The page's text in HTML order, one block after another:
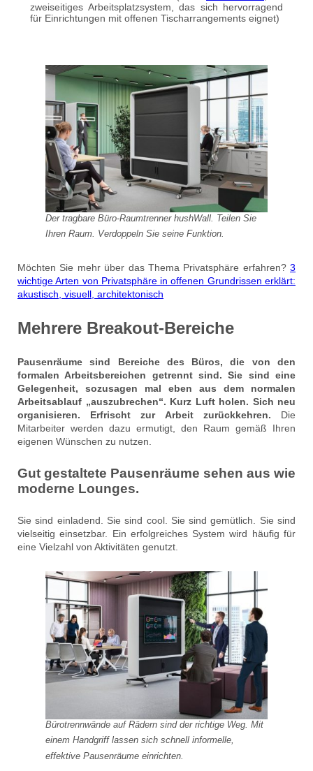
zweiseitiges Arbeitsplatzsystem, das sich hervorragend
für Einrichtungen mit offenen Tischarrangements eignet)
Der tragbare Büro-Raumtrenner hushWall. Teilen Sie
Ihren Raum. Verdoppeln Sie seine Funktion.
Möchten Sie mehr über das Thema Privatsphäre erfahren? 3
wichtige Arten von Privatsphäre in offenen Grundrissen erklärt:
akustisch, visuell, architektonisch
Mehrere Breakout-Bereiche
Pausenräume sind Bereiche des Büros, die von den
formalen Arbeitsbereichen getrennt sind. Sie sind eine
Gelegenheit, sozusagen mal eben aus dem normalen
Arbeitsablauf „auszubrechen“. Kurz Luft holen. Sich neu
organisieren. Erfrischt zur Arbeit zurückkehren. Die
Mitarbeiter werden dazu ermutigt, den Raum gemäß Ihren
eigenen Wünschen zu nutzen.
Gut gestaltete Pausenräume sehen aus wie
moderne Lounges.
Sie sind einladend. Sie sind cool. Sie sind gemütlich. Sie sind
vielseitig einsetzbar. Ein erfolgreiches System wird häufig für
eine Vielzahl von Aktivitäten genutzt.
Bürotrennwände auf Rädern sind der richtige Weg. Mit
einem Handgriff lassen sich schnell informelle,
effektive Pausenräume einrichten.